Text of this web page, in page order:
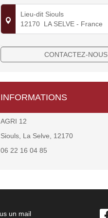
Lieu-dit Siouls
12170 LA SELVE - France
CONTACTEZ-NOUS
INFORMATIONS
AGRI 12
Siouls, La Selve, 12170
06 22 16 04 85
un mail